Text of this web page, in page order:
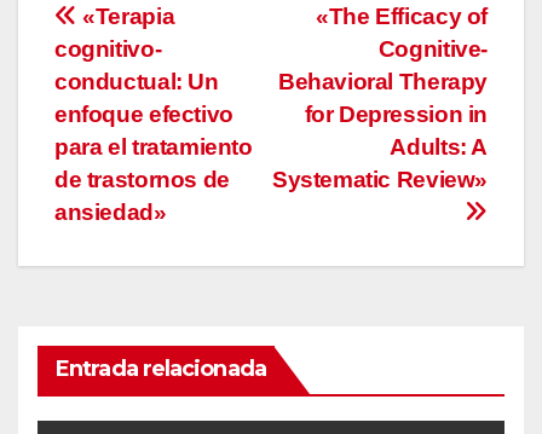
Navegación
de
entradas
«The Efficacy of
Cognitive-
Behavioral Therapy
for Depression in
Adults: A
Systematic Review»
«Terapia
cognitivo-
conductual: Un
enfoque efectivo
para el tratamiento
de trastornos de
ansiedad»
Entrada relacionada